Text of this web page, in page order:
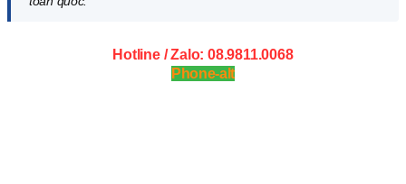
Hotline / Zalo: 08.9811.0068
Phone-alt